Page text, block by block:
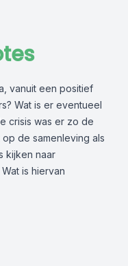
vanuit een positief
Wat is er eventueel
crisis was er zo de
de samenleving als
kijken naar
is hiervan